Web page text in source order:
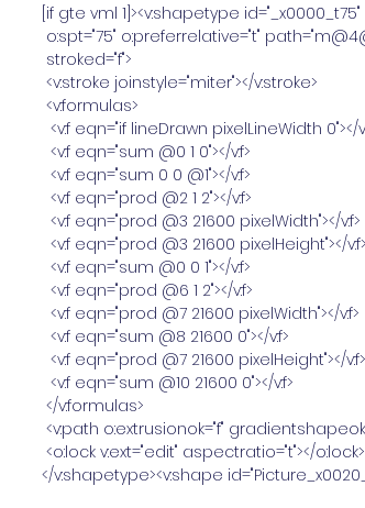
[if gte vml 1]><v:shapetype
o:spt="75" o:preferrelative="t"
stroked="f">
<v:stroke joinstyle="miter"></v:stroke>
<v:formulas>
<v:f eqn="if lineDrawn pixelLineWidth 0"></
  <v:f eqn="sum @0 1 0"></v:f>
  <v:f eqn="sum 0 0 @1"></v:f>
  <v:f eqn="prod @2 1 2"></v:f>
  <v:f eqn="prod @3 21600 pixelWidth"></v:f>
  <v:f eqn="prod @3 21600 pixelHeight"></v:f>
  <v:f eqn="sum @0 0 1"></v:f>
  <v:f eqn="prod @6 1 2"></v:f>
  <v:f eqn="prod @7 21600 pixelWidth"></v:f>
  <v:f eqn="sum @8 21600 0"></v:f>
  <v:f eqn="prod @7 21600 pixelHeight"></v:f>
  <v:f eqn="sum @10 21600 0"></v:f>
</v:formulas>
<v:path o:extrusionok="f"
<o:lock v:ext="edit" aspectratio="t"></o:lock>
</v:shapetype><v:shape